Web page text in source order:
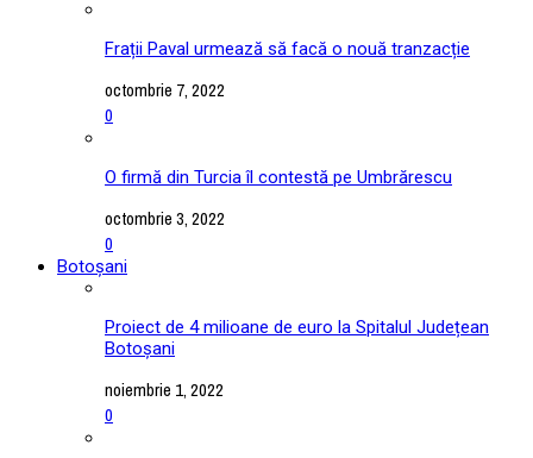
Frații Paval urmează să facă o nouă tranzacție
octombrie 7, 2022
0
O firmă din Turcia îl contestă pe Umbrărescu
octombrie 3, 2022
0
Botoșani
Proiect de 4 milioane de euro la Spitalul Județean
Botoșani
noiembrie 1, 2022
0